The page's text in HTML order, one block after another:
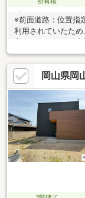
所有権
※前面道路：位置指
利用されていたた
ンストップでサポ
敗しないリフォー
らせます。物件購
提案も可能です。
的に表現。購入・
にご相談ください
請求・来場予約ボタ
岡山県岡